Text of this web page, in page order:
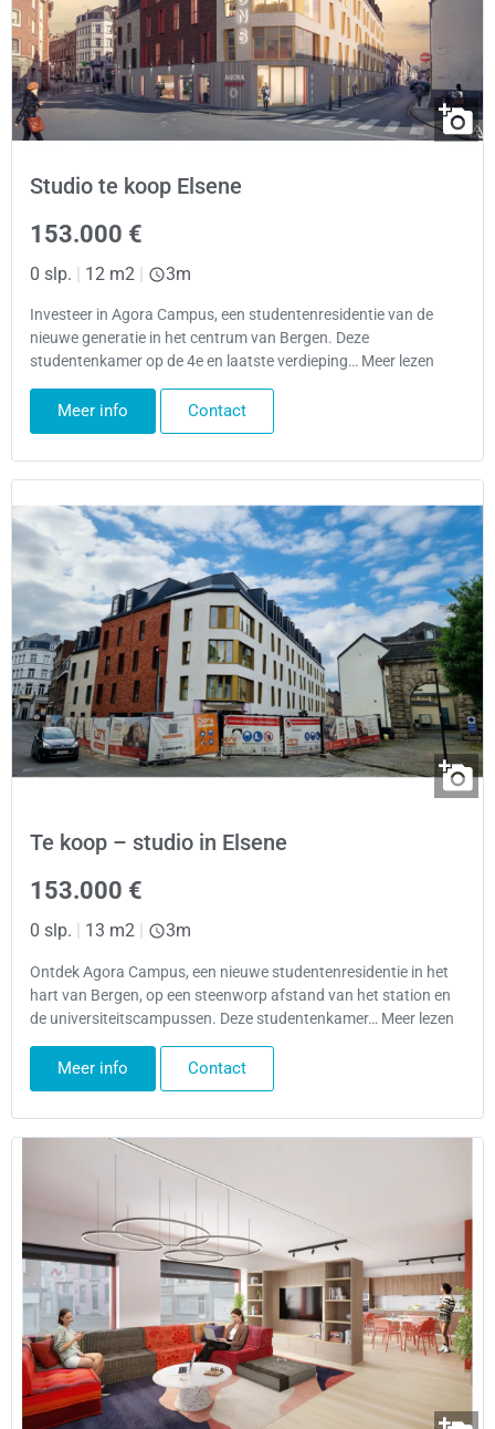
Studio te koop Elsene
153.000 €
0 slp. | 12 m2 | 3m
Investeer in Agora Campus, een studentenresidentie van de
nieuwe generatie in het centrum van Bergen. Deze
studentenkamer op de 4e en laatste verdieping… Meer lezen
Meer info Contact
Te koop – studio in Elsene
153.000 €
0 slp. 13 m2 3m
Ontdek Agora Campus, een nieuwe studentenresidentie in het
hart van Bergen, op een steenworp afstand van het station en
de universiteitscampussen. Deze studentenkamer… Meer lezen
Meer info Contact